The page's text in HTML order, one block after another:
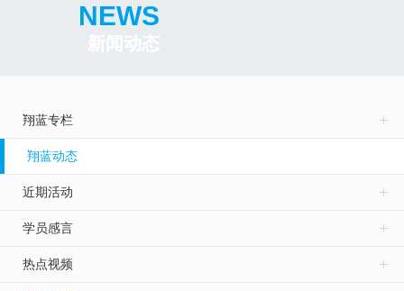
NEWS
翔蓝专栏
翔蓝动态
近期活动
学员感言
热点视频